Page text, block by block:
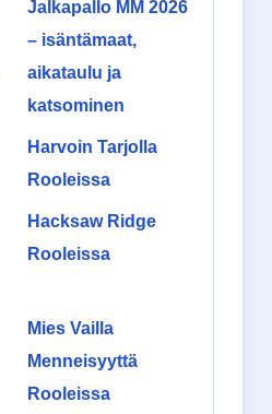
Jalkapallo MM 2026
– isäntämaat,
aikataulu ja
katsominen
Harvoin Tarjolla
Rooleissa
Hacksaw Ridge
Rooleissa
Mies Vailla
Menneisyyttä
Rooleissa